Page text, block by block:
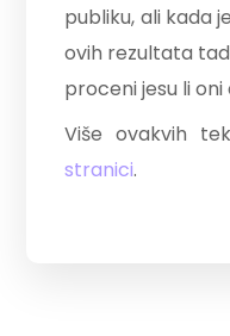
publiku, ali kada
ovih rezultata
proceni jesu li
Više ovakvih
stranici.